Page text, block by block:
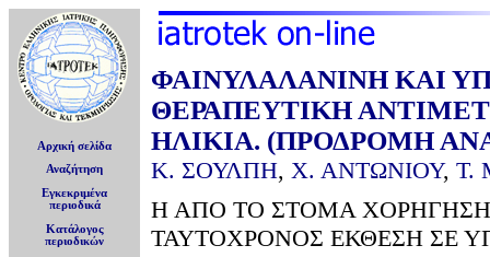
Αρχική σελίδα
Αναζήτηση
Εγκεκριμένα
περιοδικά
Κατάλογος
περιοδικών
ΦΑΙΝΥΛΑΛΑΝΙΝΗ ΚΑΙ
ΘΕΡΑΠΕΥΤΙΚΗ
ΗΛΙΚΙΑ. (ΠΡΟΔΡΟΜΗ
Κ. ΣΟΥΛΠΗ, Χ. ΑΝΤΩΝΙΟΥ, Τ.
Η ΑΠΟ ΤΟ ΣΤΟΜΑ
ΤΑΥΤΟΧΡΟΝΟΣ ΕΚΘΕΣΗ ΣΕ